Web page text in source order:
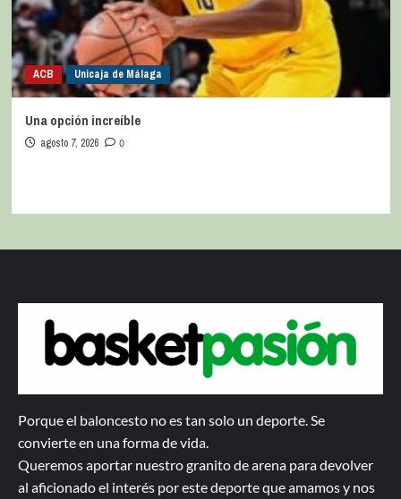
ACB Unicaja de Málaga
Una opción increíble
agosto 7, 2026 0
Porque el baloncesto no es tan solo un deporte. Se
convierte en una forma de vida.
Queremos aportar nuestro granito de arena para devolver
al aficionado el interés por este deporte que amamos y nos